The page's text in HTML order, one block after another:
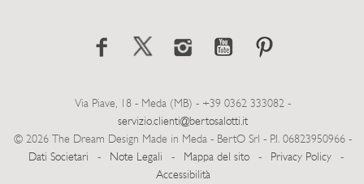
Via Piave, 18 - Meda (MB) - +39 0362 333082 -
servizio.clienti@bertosalotti.it
© 2026 The Dream Design Made in Meda - BertO Srl - P.I. 06823950966 -
Dati Societari
- Note Legali - Mappa del sito - Privacy Policy
-
Accessibilità